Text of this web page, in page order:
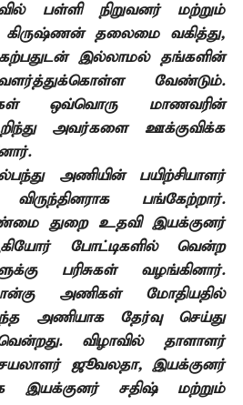
பள்ளி நிறுவனர் மற்றும்
கிருஷ்ணன் தலைமை வகித்து,
இல்லாமல்
தங்களின்
வேண்டும்.
ஒவ்வொரு மாணவரின்
அவர்களை ஊக்குவிக்க
அணியின் பயிற்சியாளர்
பங்கேற்றார்.
துறை உதவி இயக்குனர்
போட்டிகளில் வென்ற
பரிசுகள் வழங்கினார்.
அணிகள் மோதியதில்
அணியாக தேர்வு செய்து
விழாவில்
தாளாளர்
ஜூவலதா,இயக்குனர்
இயக்குனர் சதிஷ் மற்றும்